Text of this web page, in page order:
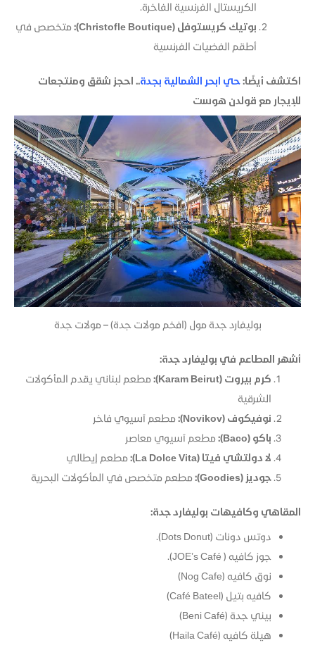
الكريستال الفرنسية الفاخرة.
بوتيك كريستوفل (Christofle Boutique):
متخصص في
أطقم الفضيات الفرنسية
اكتشف أيضًا:حي ابحر الشمالية بجدة.. احجز شقق ومنتجعات
للإيجار مع قولدن هوست
بوليفارد جدة مول (افخم مولات جدة) – مولات جدة
أشهر المطاعم في بوليفارد جدة:
كرم بيروت (Karam Beirut):
مطعم لبناني يقدم المأكولات
الشرقية
نوفيكوف (Novikov):
مطعم آسيوي فاخر
باكو (Baco):
مطعم آسيوي معاصر​
لا دولتشي فيتا (La Dolce Vita):
مطعم إيطالي
جوديز (Goodies):
مطعم متخصص في المأكولات البحرية
المقاهي وكافيهات بوليفارد جدة:
دوتس دونات (Dots Donut​).
جوز كافيه ( JOE’s Café​).
نوق كافيه (Nog Cafe​)
كافيه بتيل (Café Bateel​)
بيني جدة (Beni Café​)
هيلة كافيه (Haila Café​)